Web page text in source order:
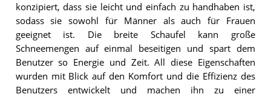
konzipiert, dass sie leicht und einfach zu handhaben ist,
sodass sie sowohl für Männer als auch für Frauen
geeignet ist. Die breite Schaufel kann große
Schneemengen auf einmal beseitigen und spart dem
Benutzer so Energie und Zeit. All diese Eigenschaften
wurden mit Blick auf den Komfort und die Effizienz des
Benutzers entwickelt und machen ihn zu einer